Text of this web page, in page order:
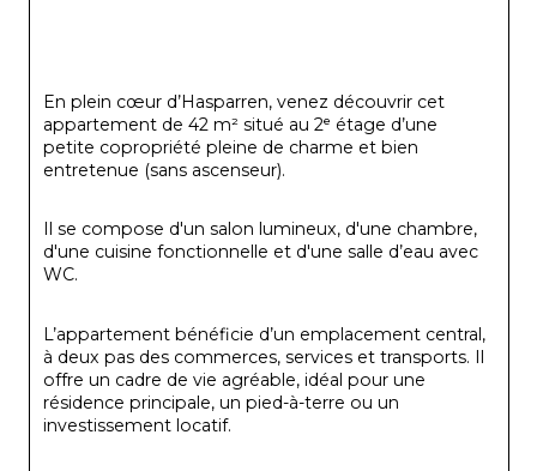
En plein cœur d’Hasparren, venez découvrir cet
appartement de 42 m² situé au 2ᵉ étage d’une
petite copropriété pleine de charme et bien
entretenue (sans ascenseur).
Il se compose d'un salon lumineux, d'une chambre,
d'une cuisine fonctionnelle et d'une salle d’eau avec
WC.
L’appartement bénéficie d’un emplacement central,
à deux pas des commerces, services et transports. Il
offre un cadre de vie agréable, idéal pour une
résidence principale, un pied-à-terre ou un
investissement locatif.